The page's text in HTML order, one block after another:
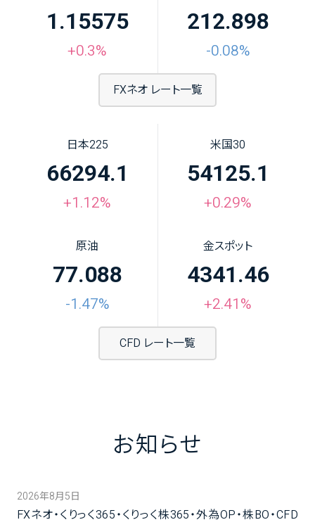
FXネオ レート一覧
1.15575
+0.3%
212.898
-0.08%
CFD レート一覧
日本225
66294.1
+1.12%
米国30
54125.1
+0.29%
原油
77.088
-1.47%
金スポット
4341.46
+2.41%
お知らせ
2026年8月5日
FXネオ・くりっく365・くりっく株365・外為OP・株BO・CFD